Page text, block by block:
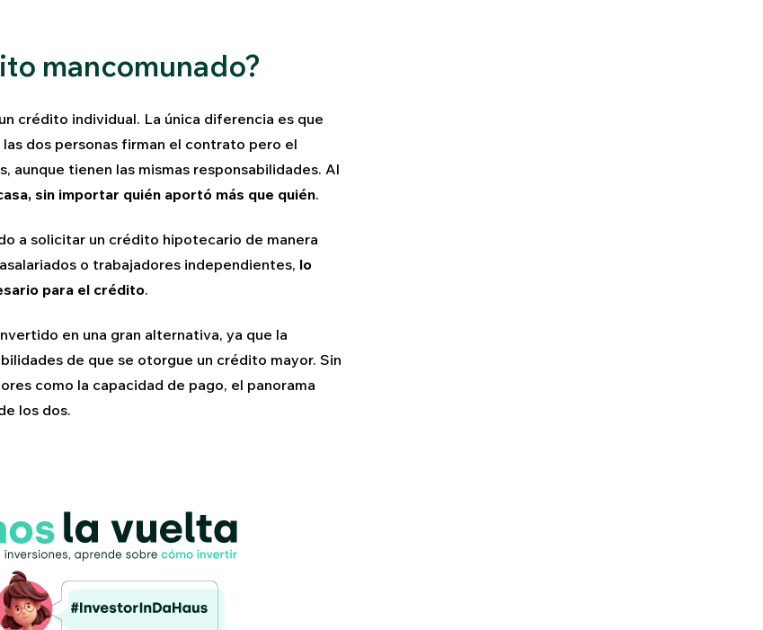
mancomunado?
crédito individual. La única diferencia es que
dos personas firman el contrato pero el
aunque tienen las mismas responsabilidades. Al
sin importar quién aportó más que quién.
a solicitar un crédito hipotecario de manera
o trabajadores independientes, lo
para el crédito.
en una gran alternativa, ya que la
de que se otorgue un crédito mayor. Sin
como la capacidad de pago, el panorama
los dos.